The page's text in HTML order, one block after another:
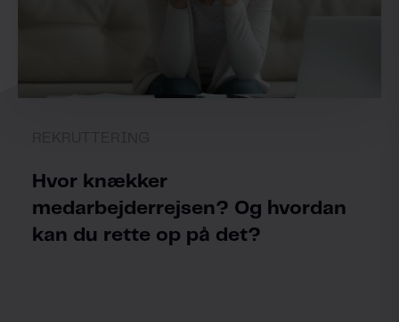
Hvor knækker
medarbejderrejsen? Og hvordan
kan du rette op på det?